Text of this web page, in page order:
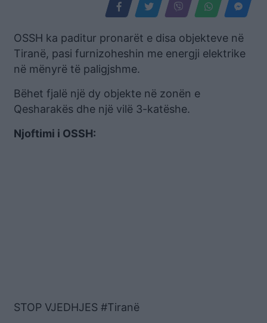
OSSH ka paditur pronarët e disa objekteve në
Tiranë, pasi furnizoheshin me energji elektrike
në mënyrë të paligjshme.
Bëhet fjalë një dy objekte në zonën e
Qesharakës dhe një vilë 3-katëshe.
Njoftimi i OSSH:
STOP VJEDHJES #Tiranë